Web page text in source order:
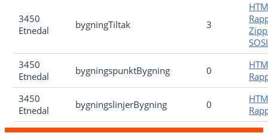
3450
Etnedal
bygningTiltak 3
3450
Etnedal
bygningspunktBygning 0
3450
Etnedal
bygningslinjerBygning 0